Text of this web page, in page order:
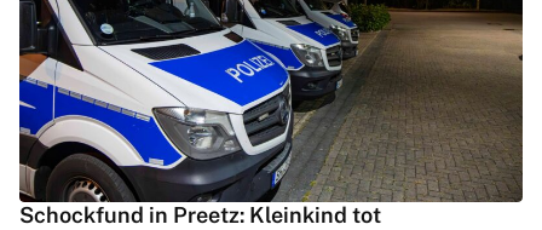
Schockfund in Preetz: Kleinkind tot